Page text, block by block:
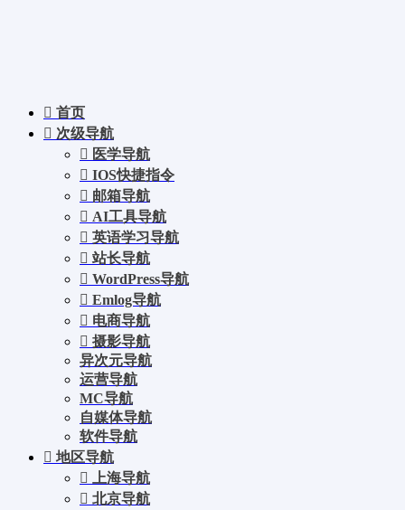
首页
次级导航
医学导航
IOS快捷指令
邮箱导航
AI工具导航
英语学习导航
站长导航
WordPress导航
Emlog导航
电商导航
摄影导航
异次元导航
运营导航
MC导航
自媒体导航
软件导航
地区导航
上海导航
北京导航